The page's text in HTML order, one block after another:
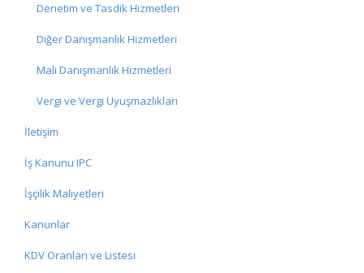
Denetim ve Tasdik Hizmetleri
Diğer Danışmanlık Hizmetleri
Mali Danışmanlık Hizmetleri
Vergi ve Vergi Uyuşmazlıkları
İletişim
İş Kanunu IPC
İşçilik Maliyetleri
Kanunlar
KDV Oranları ve Listesi